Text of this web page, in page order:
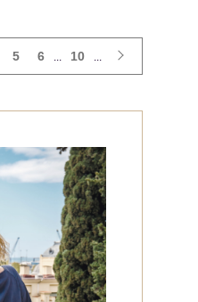
5 6 ... 10 ...